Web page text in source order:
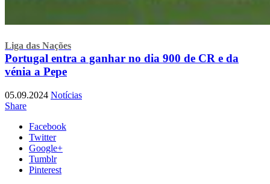
Liga das Nações
Portugal entra a ganhar no dia 900 de CR e da
vénia a Pepe
05.09.2024 Notícias
Share
Facebook
Twitter
Google+
Tumblr
Pinterest